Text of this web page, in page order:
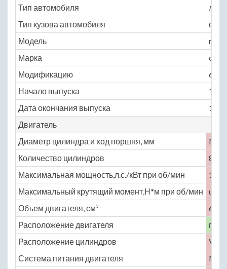
Тип автомобиля
Тип кузова автомобиля
Модель
Марка
Модификацию
6.8
Начало выпуска
1975
Дата окончания выпуска
1986
Двигатель
Диаметр цилиндра и ход поршня, мм
No
Количество цилиндров
8
Максимальная мощность,л.с./кВт при об/мин
192
Максимальный крутящий момент,Н*м при об/мин
Объем двигателя, см³
6750
Расположение двигателя
Расположение цилиндров
V-
Система питания двигателя
No